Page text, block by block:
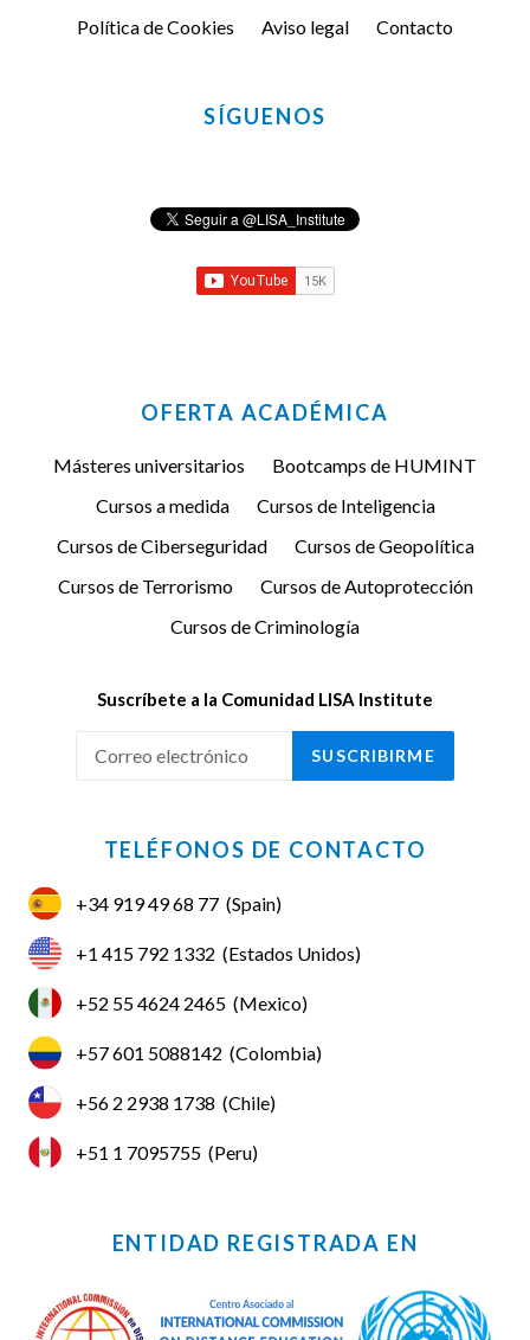
Política de Cookies
Aviso legal Contacto
SÍGUENOS
OFERTA ACADÉMICA
Másteres universitarios
Bootcamps de HUMINT
Cursos a medida
Cursos de Inteligencia
Cursos de Ciberseguridad
Cursos de Geopolítica
Cursos de Terrorismo
Cursos de Autoprotección
Cursos de Criminología
Suscríbete a la Comunidad LISA Institute
SUSCRIBIRME
TELÉFONOS DE CONTACTO
+34 919 49 68 77 (Spain)
+1 415 792 1332 (Estados Unidos)
+52 55 4624 2465 (Mexico)
+57 601 5088142 (Colombia)
+56 2 2938 1738 (Chile)
+51 1 7095755 (Peru)
ENTIDAD REGISTRADA EN